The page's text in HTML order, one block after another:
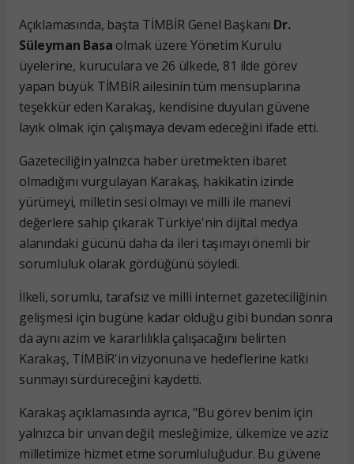
Açıklamasında, başta TİMBİR Genel Başkanı Dr.
Süleyman Basa olmak üzere Yönetim Kurulu
üyelerine, kuruculara ve 26 ülkede, 81 ilde görev
yapan büyük TİMBİR ailesinin tüm mensuplarına
teşekkür eden Karakaş, kendisine duyulan güvene
layık olmak için çalışmaya devam edeceğini ifade etti.
Gazeteciliğin yalnızca haber üretmekten ibaret
olmadığını vurgulayan Karakaş, hakikatin izinde
yürümeyi, milletin sesi olmayı ve milli ile manevi
değerlere sahip çıkarak Türkiye'nin dijital medya
alanındaki gücünü daha da ileri taşımayı önemli bir
sorumluluk olarak gördüğünü söyledi.
İlkeli, sorumlu, tarafsız ve milli internet gazeteciliğinin
gelişmesi için bugüne kadar olduğu gibi bundan sonra
da aynı azim ve kararlılıkla çalışacağını belirten
Karakaş, TİMBİR'in vizyonuna ve hedeflerine katkı
sunmayı sürdüreceğini kaydetti.
Karakaş açıklamasında ayrıca, "Bu görev benim için
yalnızca bir unvan değil; mesleğimize, ülkemize ve aziz
milletimize hizmet etme sorumluluğudur. Bu güvene